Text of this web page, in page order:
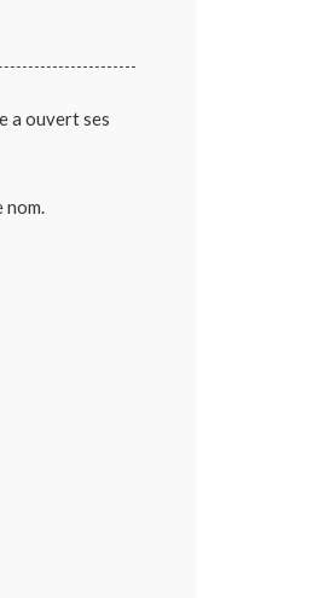
a ouvert ses